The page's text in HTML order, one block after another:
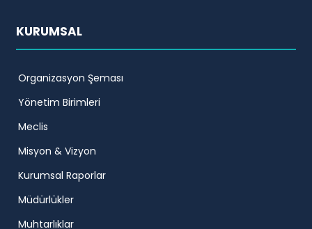
KURUMSAL
Organizasyon Şeması
Yönetim Birimleri
Meclis
Misyon & Vizyon
Kurumsal Raporlar
Müdürlükler
Muhtarlıklar